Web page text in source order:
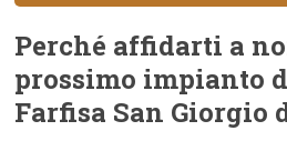
Perché affidarti a
prossimo impianto
Farfisa San Giorgio